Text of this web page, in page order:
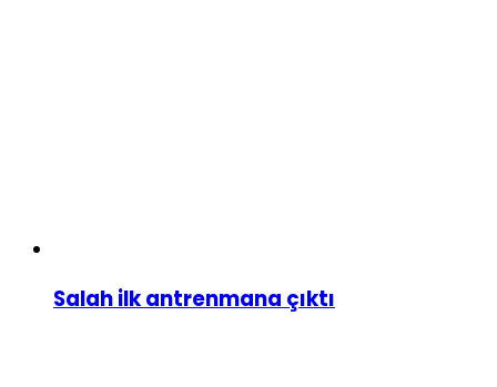
Salah ilk antrenmana çıktı